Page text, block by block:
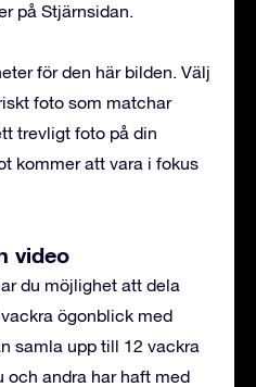
på Stjärnsidan.
för den här bilden. Välj
foto som matchar
trevligt foto på din
kommer att vara i fokus
video
du möjlighet att dela
ögonblick med
samla upp till 12 vackra
och andra har haft med